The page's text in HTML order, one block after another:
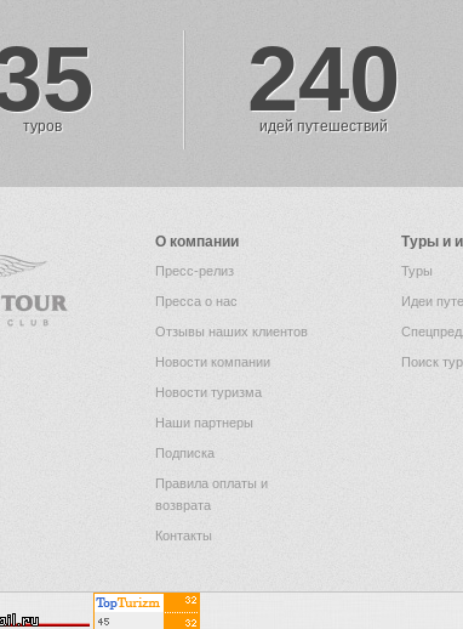
туров 240
идей путешествий
О компании
Пресс-релиз
Пресса о нас
Отзывы наших клиентов
Новости компании
Новости туризма
Наши партнеры
Подписка
Правила оплаты и
возврата
Контакты
Туры и
Туры
Идеи
Поиск